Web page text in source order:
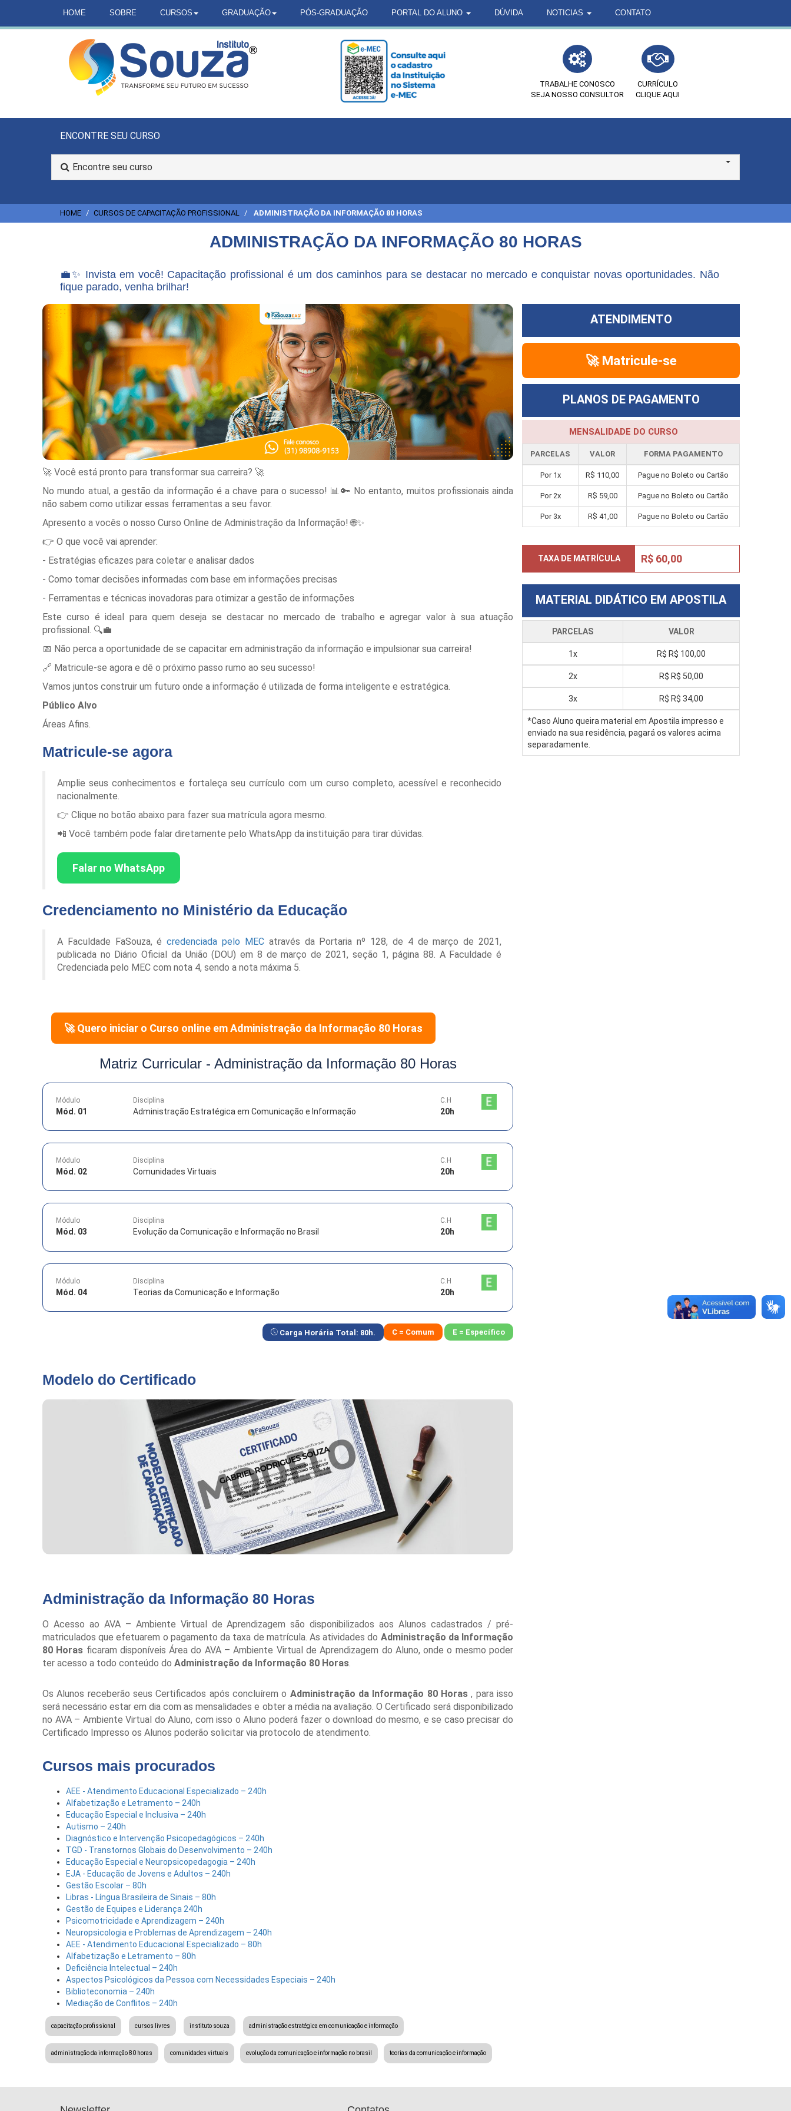
HOME SOBRE CURSOS GRADUAÇÃO PÓS-GRADUAÇÃO PORTAL DO ALUNO DÚVIDA NOTICIAS CONTATO
TRABALHE CONOSCO
SEJA NOSSO CONSULTOR
CURRÍCULO
CLIQUE AQUI
ENCONTRE SEU CURSO
Encontre seu curso
HOME CURSOS DE CAPACITAÇÃO PROFISSIONAL ADMINISTRAÇÃO DA INFORMAÇÃO 80 HORAS
ADMINISTRAÇÃO DA INFORMAÇÃO 80 HORAS
💼✨ Invista em você! Capacitação profissional é um dos caminhos para se destacar no mercado e conquistar novas oportunidades. Não
fique parado, venha brilhar!
🚀 Você está pronto para transformar sua carreira? 🚀
No mundo atual, a gestão da informação é a chave para o sucesso! 📊🔑 No entanto, muitos profissionais ainda
não sabem como utilizar essas ferramentas a seu favor.
Apresento a vocês o nosso Curso Online de Administração da Informação! 🌐✨
👉 O que você vai aprender:
- Estratégias eficazes para coletar e analisar dados
- Como tomar decisões informadas com base em informações precisas
- Ferramentas e técnicas inovadoras para otimizar a gestão de informações
Este curso é ideal para quem deseja se destacar no mercado de trabalho e agregar valor à sua atuação
profissional. 🔍💼
📅 Não perca a oportunidade de se capacitar em administração da informação e impulsionar sua carreira!
🔗 Matricule-se agora e dê o próximo passo rumo ao seu sucesso!
Vamos juntos construir um futuro onde a informação é utilizada de forma inteligente e estratégica.
Público Alvo
Áreas Afins.
Matricule-se agora
Amplie seus conhecimentos e fortaleça seu currículo com um curso completo, acessível e reconhecido
nacionalmente.
👉 Clique no botão abaixo para fazer sua matrícula agora mesmo.
📲 Você também pode falar diretamente pelo WhatsApp da instituição para tirar dúvidas.
Falar no WhatsApp
Credenciamento no Ministério da Educação
A Faculdade FaSouza, écredenciada pelo MECatravés da Portaria nº 128, de 4 de março de 2021,
publicada no Diário Oficial da União (DOU) em 8 de março de 2021, seção 1, página 88. A Faculdade é
Credenciada pelo MEC com nota 4, sendo a nota máxima 5.
🚀 Quero iniciar o Curso online emAdministração da Informação 80 Horas
Matriz Curricular - Administração da Informação 80 Horas
Módulo
Mód. 01
Disciplina
Administração Estratégica em Comunicação e Informação
C.H
20h
Módulo
Mód. 02
Disciplina
Comunidades Virtuais
C.H
20h
Módulo
Mód. 03
Disciplina
Evolução da Comunicação e Informação no Brasil
C.H
20h
Módulo
Mód. 04
Disciplina
Teorias da Comunicação e Informação
C.H
20h
Carga Horária Total: 80h. C = Comum E = Específico
Modelo do Certificado
Administração da Informação 80 Horas
O Acesso ao AVA – Ambiente Virtual de Aprendizagem são disponibilizados aos Alunos cadastrados / pré-
matriculados que efetuarem o pagamento da taxa de matrícula. As atividades do Administração da Informação
80 Horas ficaram disponíveis Área do AVA – Ambiente Virtual de Aprendizagem do Aluno, onde o mesmo poder
ter acesso a todo conteúdo do Administração da Informação 80 Horas.
Os Alunos receberão seus Certificados após concluírem o Administração da Informação 80 Horas , para isso
será necessário estar em dia com as mensalidades e obter a média na avaliação. O Certificado será disponibilizado
no AVA – Ambiente Virtual do Aluno, com isso o Aluno poderá fazer o download do mesmo, e se caso precisar do
Certificado Impresso os Alunos poderão solicitar via protocolo de atendimento.
Cursos mais procurados
AEE - Atendimento Educacional Especializado – 240h
Alfabetização e Letramento – 240h
Educação Especial e Inclusiva – 240h
Autismo – 240h
Diagnóstico e Intervenção Psicopedagógicos – 240h
TGD - Transtornos Globais do Desenvolvimento – 240h
Educação Especial e Neuropsicopedagogia – 240h
EJA - Educação de Jovens e Adultos – 240h
Gestão Escolar – 80h
Libras - Língua Brasileira de Sinais – 80h
Gestão de Equipes e Liderança 240h
Psicomotricidade e Aprendizagem – 240h
Neuropsicologia e Problemas de Aprendizagem – 240h
AEE - Atendimento Educacional Especializado – 80h
Alfabetização e Letramento – 80h
Deficiência Intelectual – 240h
Aspectos Psicológicos da Pessoa com Necessidades Especiais – 240h
Biblioteconomia – 240h
Mediação de Conflitos – 240h
capacitação profissional cursos livres instituto souza administração estratégica em comunicação e informação
administração da informação 80 horas comunidades virtuais evolução da comunicação e informação no brasil teorias da comunicação e informação
ATENDIMENTO
🚀 Matricule-se
PLANOS DE PAGAMENTO
MENSALIDADE DO CURSO
PARCELAS VALOR FORMA PAGAMENTO
Por 1x R$ 110,00 Pague no Boleto ou Cartão
Por 2x R$ 59,00 Pague no Boleto ou Cartão
Por 3x R$ 41,00 Pague no Boleto ou Cartão
TAXA DE MATRÍCULA R$ 60,00
MATERIAL DIDÁTICO EM APOSTILA
PARCELAS VALOR
1x R$ R$ 100,00
2x R$ R$ 50,00
3x R$ R$ 34,00
*Caso Aluno queira material em Apostila impresso e
enviado na sua residência, pagará os valores acima
separadamente.